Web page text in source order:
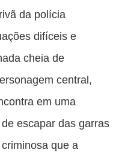
esta
publicação
esta
publicação
da polícia
difíceis e
cheia de
central,
em uma
escapar das garras
que a